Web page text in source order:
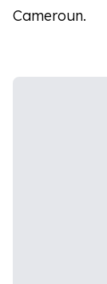
Cameroun.